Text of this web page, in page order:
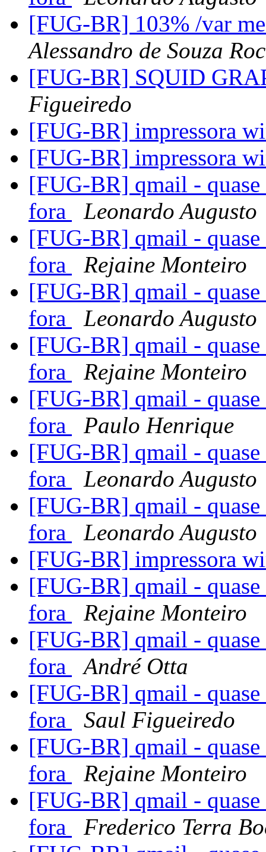
[FUG-BR] 103% /var
Alessandro de Souza
[FUG-BR] SQUID
Figueiredo
[FUG-BR] impressora
[FUG-BR] impressora
[FUG-BR] qmail -
fora
Leonardo Augusto
[FUG-BR] qmail -
fora
Rejaine Monteiro
[FUG-BR] qmail -
fora
Leonardo Augusto
[FUG-BR] qmail -
fora
Rejaine Monteiro
[FUG-BR] qmail -
fora
Paulo Henrique
[FUG-BR] qmail -
fora
Leonardo Augusto
[FUG-BR] qmail -
fora
Leonardo Augusto
[FUG-BR] impressora
[FUG-BR] qmail -
fora
Rejaine Monteiro
[FUG-BR] qmail -
fora
André Otta
[FUG-BR] qmail -
fora
Saul Figueiredo
[FUG-BR] qmail -
fora
Rejaine Monteiro
[FUG-BR] qmail -
fora
Frederico Terra